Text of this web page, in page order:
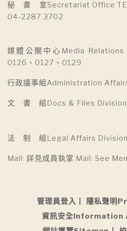
秘 書 室Secretariat Office
04-2287 3702
媒體公關中心Media Relations
0126、0127、0129
行政議事組Administration
文 書 組Docs & Files
法 制 組Legal Affairs
Mail: 詳見成員執掌 Mail: See
管理員登入
隱私聲明
資訊安全Information